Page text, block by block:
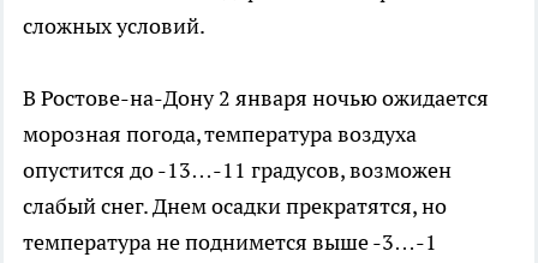
сложных условий.
В Ростове-на-Дону 2 января ночью ожидается
морозная погода, температура воздуха
опустится до -13…-11 градусов, возможен
слабый снег. Днем осадки прекратятся, но
температура не поднимется выше -3…-1